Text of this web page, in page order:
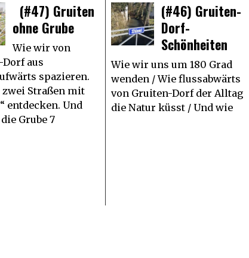
(#47) Gruiten
ohne Grube
Wie wir von
aus
spazieren.
Straßen mit
entdecken. Und
Grube 7
(#46) Gruiten-
Dorf-
Schönheiten
Wie wir uns um 180 Grad
wenden / Wie flussabwärts
von Gruiten-Dorf der Alltag
die Natur küsst / Und wie